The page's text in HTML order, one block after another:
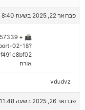
פברואר 22, 2025 בשעה 8:40 pm
02-18?
📠
אורח
vdudvz
פברואר 26, 2025 בשעה 11:48 pm